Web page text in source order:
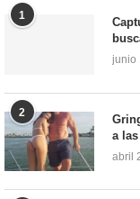
1
junio
2
a
abril